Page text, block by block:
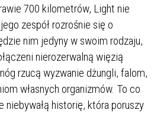
700 kilometrów, Light nie
zespół rozrośnie się o
nim jedyny w swoim rodzaju,
nierozerwalną więzią
rzucą wyzwanie dżungli, falom,
własnych organizmów. To co
niebywałą historię, która poruszy